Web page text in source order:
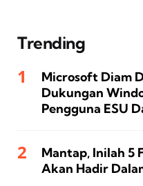
Trending
Microsoft Diam
Dukungan
Pengguna ESU
Mantap, Inilah 5
Akan Hadir